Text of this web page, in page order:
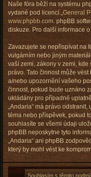
Naše fóra běží na systému
vydané pod licencí „General
www.phpbb.com. phpBB
diskuze. Pro další informace
Zavazujete se nepřispívat na
vulgárním nebo jiným
vaší zemi, zákony v zemi,
právo. Tato činnost může
a/nebo upozornění vašeho
činnost, pokud bude uznáno
ukládány pro případné
„Andaria“ má právo
téma nebo příspěvek, pokud
souhlasíte se všemi údaji
phpBB neposkytne tyto
„Andaria“ ani phpBB
který by mohl vést ke